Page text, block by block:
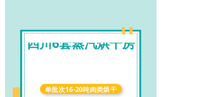
四川6套蒸汽烘干房
单批次16-20吨肉类烘干